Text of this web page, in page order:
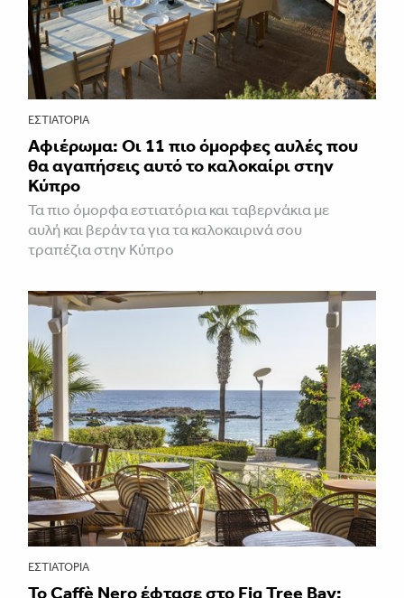
ΕΣΤΙΑΤΌΡΙΑ
Αφιέρωμα: Οι 11 πιο όμορφες αυλές που
θα αγαπήσεις αυτό το καλοκαίρι στην
Κύπρο
Τα πιο όμορφα εστιατόρια και ταβερνάκια με
αυλή και βεράντα για τα καλοκαιρινά σου
τραπέζια στην Κύπρο
ΕΣΤΙΑΤΌΡΙΑ
Το Caffè Nero έφτασε στο Fig Tree Bay: